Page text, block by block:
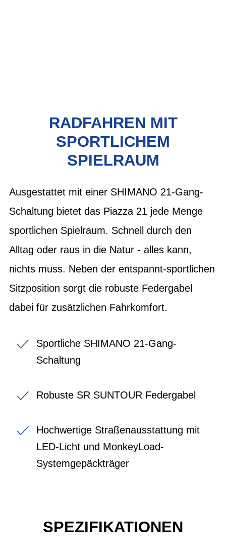
RADFAHREN MIT
SPORTLICHEM
SPIELRAUM
Ausgestattet mit einer SHIMANO 21-Gang-
Schaltung bietet das Piazza 21 jede Menge
sportlichen Spielraum. Schnell durch den
Alltag oder raus in die Natur - alles kann,
nichts muss. Neben der entspannt-sportlichen
Sitzposition sorgt die robuste Federgabel
dabei für zusätzlichen Fahrkomfort.
Sportliche SHIMANO 21-Gang-
Schaltung
Robuste SR SUNTOUR Federgabel
Hochwertige Straßenausstattung mit
LED-Licht und MonkeyLoad-
Systemgepäckträger
SPEZIFIKATIONEN